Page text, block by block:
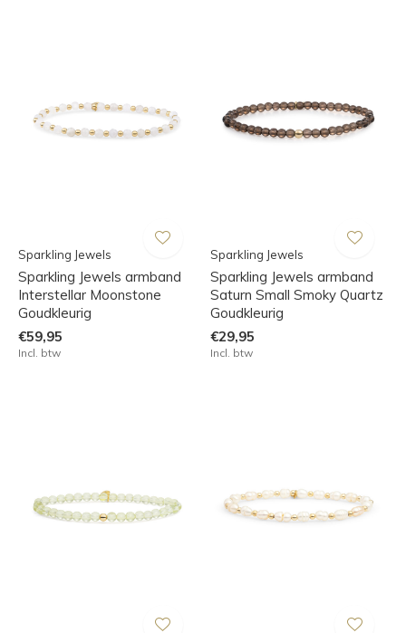
Sparkling Jewels
Sparkling Jewels armband
Interstellar Moonstone
Goudkleurig
€59,95
Incl. btw
Sparkling Jewels
Sparkling Jewels armband
Saturn Small Smoky Quartz
Goudkleurig
€29,95
Incl. btw